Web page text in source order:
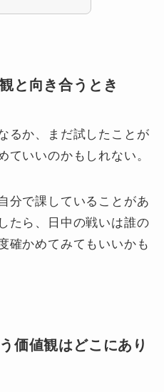
と向き合うとき
るか、まだ試したことが
ていいのかもしれない。
分で課していることがあ
たら、日中の戦いは誰の
確かめてみてもいいかも
価値観はどこにあり